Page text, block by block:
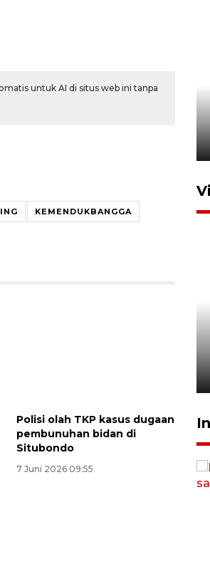
untuk AI di situs web ini tanpa
KEMENDUKBANGGA
Polisi olah TKP kasus dugaan
pembunuhan bidan di
Situbondo
7 Juni 2026 09:55